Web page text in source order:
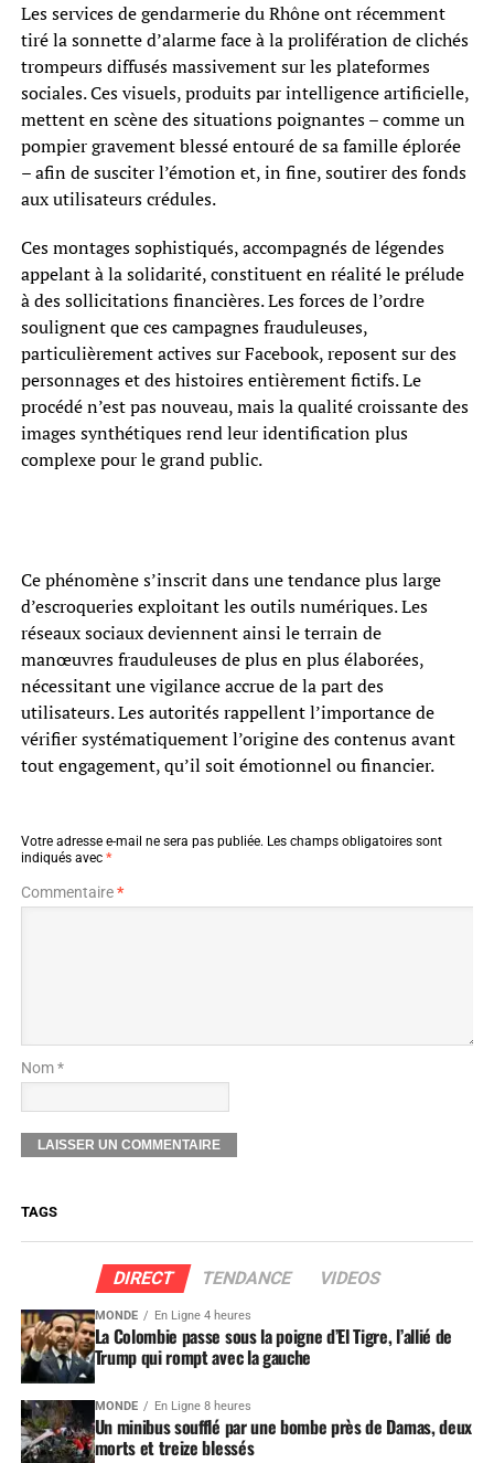
Les services de gendarmerie du Rhône ont récemment
tiré la sonnette d’alarme face à la prolifération de clichés
trompeurs diffusés massivement sur les plateformes
sociales. Ces visuels, produits par intelligence artificielle,
mettent en scène des situations poignantes – comme un
pompier gravement blessé entouré de sa famille éplorée
– afin de susciter l’émotion et, in fine, soutirer des fonds
aux utilisateurs crédules.
Ces montages sophistiqués, accompagnés de légendes
appelant à la solidarité, constituent en réalité le prélude
à des sollicitations financières. Les forces de l’ordre
soulignent que ces campagnes frauduleuses,
particulièrement actives sur Facebook, reposent sur des
personnages et des histoires entièrement fictifs. Le
procédé n’est pas nouveau, mais la qualité croissante des
images synthétiques rend leur identification plus
complexe pour le grand public.
Ce phénomène s’inscrit dans une tendance plus large
d’escroqueries exploitant les outils numériques. Les
réseaux sociaux deviennent ainsi le terrain de
manœuvres frauduleuses de plus en plus élaborées,
nécessitant une vigilance accrue de la part des
utilisateurs. Les autorités rappellent l’importance de
vérifier systématiquement l’origine des contenus avant
tout engagement, qu’il soit émotionnel ou financier.
Votre adresse e-mail ne sera pas publiée. Les champs obligatoires sont
indiqués avec *
Commentaire*
Nom *
TAGS
DIRECT TENDANCE VIDEOS
MONDE En Ligne 4 heures
La Colombie passe sous la poigne d’El Tigre, l’allié de
Trump qui rompt avec la gauche
MONDE En Ligne 8 heures
Un minibus soufflé par une bombe près de Damas, deux
morts et treize blessés